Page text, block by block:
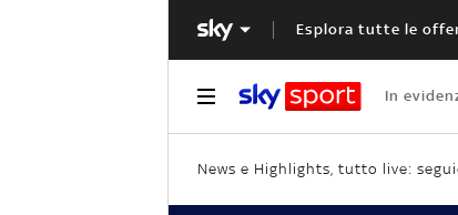
Esplora tutte le
In
News e Highlights, tutto live: